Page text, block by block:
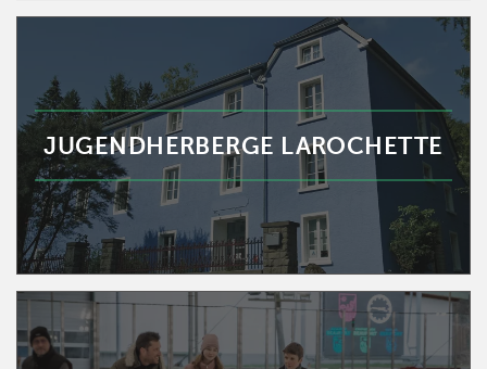
JUGENDHERBERGE LAROCHETTE